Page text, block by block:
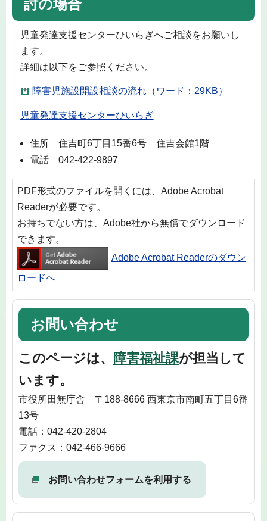
討の場合
児童発達支援センターひいらぎへご相談をお願いし
ます。
詳細は以下をご参照ください。
障害児施設開設相談の流れ（ワード：29KB）
児童発達支援センターひいらぎ
住所 住吉町6丁目15番6号 住吉会館1階
電話 042-422-9897
PDF形式のファイルを開くには、Adobe Acrobat
Readerが必要です。
お持ちでない方は、Adobe社から無償でダウンロード
できます。
Adobe Acrobat Readerのダウン
ロードへ
お問い合わせ
このページは、 障害福祉課が担当して
います。
市役所田無庁舎 〒188-8666 西東京市南町五丁目6番
13号
電話：042-420-2804
ファクス：042-466-9666
お問い合わせフォームを利用する